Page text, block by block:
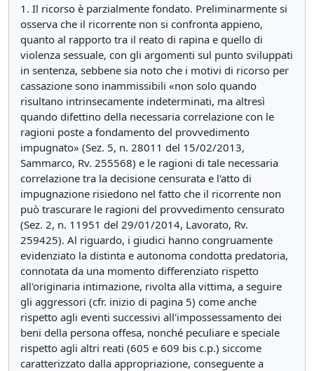
1. Il ricorso è parzialmente fondato. Preliminarmente si
osserva che il ricorrente non si confronta appieno,
quanto al rapporto tra il reato di rapina e quello di
violenza sessuale, con gli argomenti sul punto sviluppati
in sentenza, sebbene sia noto che i motivi di ricorso per
cassazione sono inammissibili «non solo quando
risultano intrinsecamente indeterminati, ma altresì
quando difettino della necessaria correlazione con le
ragioni poste a fondamento del provvedimento
impugnato» (Sez. 5, n. 28011 del 15/02/2013,
Sammarco, Rv. 255568) e le ragioni di tale necessaria
correlazione tra la decisione censurata e l'atto di
impugnazione risiedono nel fatto che il ricorrente non
può trascurare le ragioni del provvedimento censurato
(Sez. 2, n. 11951 del 29/01/2014, Lavorato, Rv.
259425). Al riguardo, i giudici hanno congruamente
evidenziato la distinta e autonoma condotta predatoria,
connotata da una momento differenziato rispetto
all'originaria intimazione, rivolta alla vittima, a seguire
gli aggressori (cfr. inizio di pagina 5) come anche
rispetto agli eventi successivi all'impossessamento dei
beni della persona offesa, nonché peculiare e speciale
rispetto agli altri reati (605 e 609 bis c.p.) siccome
caratterizzato dalla appropriazione, conseguente a